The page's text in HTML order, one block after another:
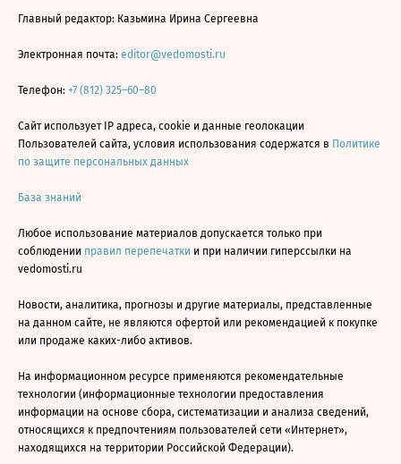
Главный редактор: Казьмина Ирина Сергеевна
Электронная почта: editor@vedomosti.ru
Телефон: +7 (812) 325–60–80
Сайт использует IP адреса, cookie и данные геолокации
Пользователей сайта, условия использования содержатся в Политике
по защите персональных данных
База знаний
Любое использование материалов допускается только при
соблюдении правил перепечатки и при наличии гиперссылки на
vedomosti.ru
Новости, аналитика, прогнозы и другие материалы, представленные
на данном сайте, не являются офертой или рекомендацией к покупке
или продаже каких-либо активов.
На информационном ресурсе применяются рекомендательные
технологии (информационные технологии предоставления
информации на основе сбора, систематизации и анализа сведений,
относящихся к предпочтениям пользователей сети «Интернет»,
находящихся на территории Российской Федерации).